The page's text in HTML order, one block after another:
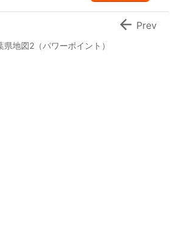
県地図2（パワーポイント）
 Prev